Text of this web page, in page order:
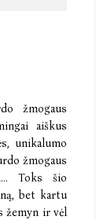
žmogaus
aiškus
unikalumo
žmogaus
Toks šio
bet kartu
žemyn ir vėl